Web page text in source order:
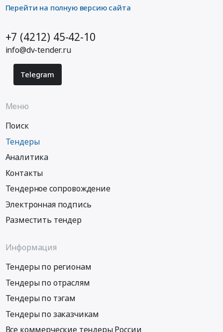
Перейти на полную версию сайта
+7 (4212) 45-42-10
info@dv-tender.ru
Telegram
Меню
Поиск
Тендеры
Аналитика
Контакты
Тендерное сопровождение
Электронная подпись
Разместить тендер
Информация
Тендеры по регионам
Тендеры по отраслям
Тендеры по тэгам
Тендеры по заказчикам
Все коммерческие тендеры России